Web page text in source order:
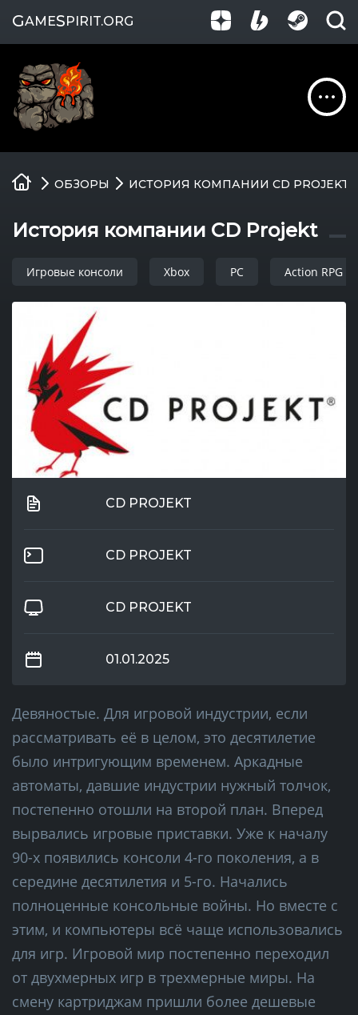
GAMESPIRIT.ORG
Игры
Компании
ОБЗОРЫ ИСТОРИЯ КОМПАНИИ CD PROJEKT
История компании CD Projekt
Игровые консоли Xbox PC Action RPG
CD PROJEKT
CD PROJEKT
CD PROJEKT
01.01.2025
Девяностые. Для игровой индустрии, если
рассматривать её в целом, это десятилетие
было интригующим временем. Аркадные
автоматы, давшие индустрии нужный толчок,
постепенно отошли на второй план. Вперед
вырвались игровые приставки. Уже к началу
90-х появились консоли 4-го поколения, а в
середине десятилетия и 5-го. Начались
полноценные консольные войны. Но вместе с
этим, и компьютеры всё чаще использовались
для игр. Игровой мир постепенно переходил
от двухмерных игр в трехмерные миры. На
смену картриджам пришли более дешевые